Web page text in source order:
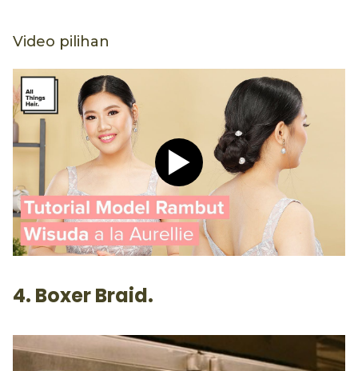
Video pilihan
Play video Tutorial Hijab
4. Boxer Braid.